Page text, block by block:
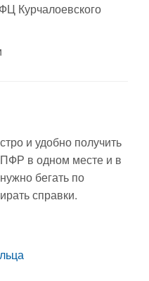
Курчалоевского
и удобно получить
ПФР в одном месте и в
бегать по
справки.